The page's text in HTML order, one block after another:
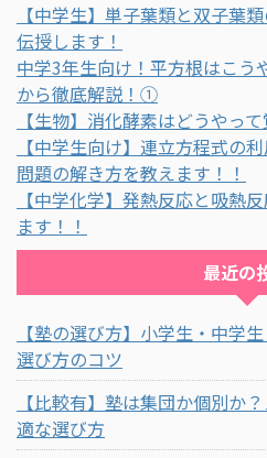
【中学生】単子葉類と双子葉
伝授します！
中学3年生向け！平方根はこう
から徹底解説！①
【生物】消化酵素はどうやっ
【中学生向け】連立方程式の
問題の解き方を教えます！！
【中学化学】発熱反応と吸熱
ます！！
最近の
【塾の選び方】小学生・中学
選び方のコツ
【比較有】塾は集団か個別か
適な選び方